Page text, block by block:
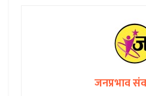
जनप्रभाव